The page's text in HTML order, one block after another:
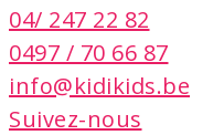
04/ 247 22 82
0497 / 70 66 87
info@kidikids.be
Suivez-nous